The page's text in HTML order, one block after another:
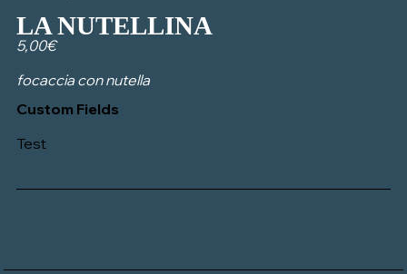
LA NUTELLINA
5,00€
focaccia con nutella
Custom Fields
Test